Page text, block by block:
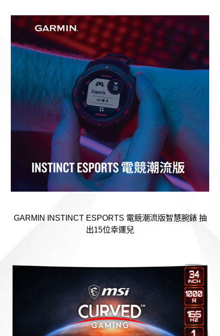
GARMIN INSTINCT ESPORTS 電競潮流版智慧腕錶 抽
出15位幸運兒